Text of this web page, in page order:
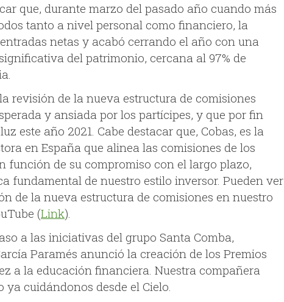
que, durante marzo del pasado año cuando más
tanto a nivel personal como financiero, la
netas y acabó cerrando el año con una
del patrimonio, cercana al 97% de
revisión de la nueva estructura de comisiones
y ansiada por los partícipes, y que por fin
este año 2021. Cabe destacar que, Cobas, es la
en España que alinea las comisiones de los
función de su compromiso con el largo plazo,
fundamental de nuestro estilo inversor. Pueden ver
de la nueva estructura de comisiones en nuestro
(Link).
a las iniciativas del grupo Santa Comba,
Paramés anunció la creación de los Premios
a la educación financiera. Nuestra compañera
ya cuidándonos desde el Cielo.